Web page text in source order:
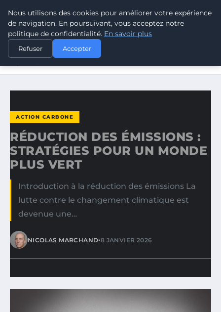
CLIMATE RESPONSE BLOG
ACCUEIL
ACTION CARBONE
RÉDUCTION DES ÉMISSIONS : STRATÉGIES POUR UN
ACTION CARBONE
RÉDUCTION DES ÉMISSIONS :
STRATÉGIES POUR UN MONDE
PLUS VERT
Introduction à la réduction des émissions La
lutte contre le changement climatique est
devenue une…
NICOLAS MARCHAND•8 JANVIER 2026
Nous utilisons des cookies pour améliorer votre expérience
de navigation. En poursuivant, vous acceptez notre
politique de confidentialité. En savoir plus
Refuser Accepter